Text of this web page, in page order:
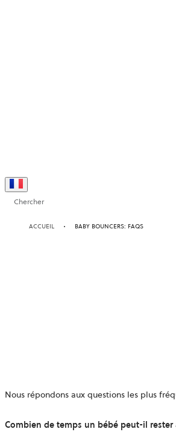
Chercher
ACCUEIL BABY BOUNCERS: FAQS
Nous répondons aux questions les plus
Combien de temps un bébé peut-il rester